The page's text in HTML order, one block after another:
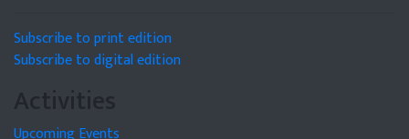
Subscribe to print edition
Subscribe to digital edition
Activities
Upcoming Events